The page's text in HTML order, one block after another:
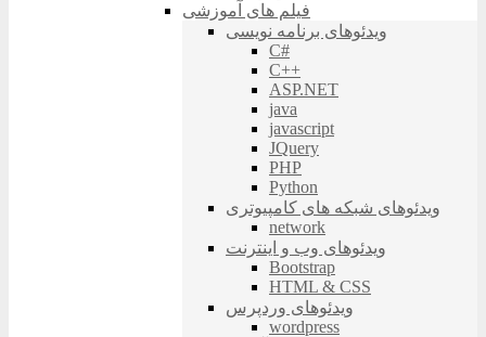
فیلم های آموزشی
ویدئوهای برنامه نویسی
C#
C++
ASP.NET
java
javascript
JQuery
PHP
Python
ویدئوهای شبکه های کامپیوتری
network
ویدئوهای وب و اینترنت
Bootstrap
HTML & CSS
ویدئوهای وردپرس
wordpress